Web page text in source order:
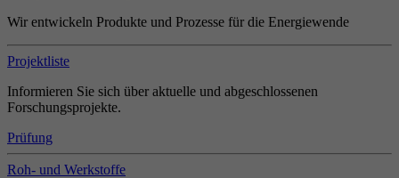
Wir entwickeln Produkte und Prozesse für die Energiewende
Projektliste
Informieren Sie sich über aktuelle und abgeschlossenen
Forschungsprojekte.
Prüfung
Roh- und Werkstoffe